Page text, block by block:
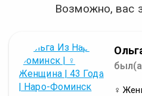
Возможно, вас
♀